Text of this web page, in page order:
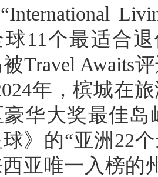
球11个最适合
Travel Awaits
年，槟城在
华大奖最佳岛
球》的“亚洲22
亚唯一入榜的